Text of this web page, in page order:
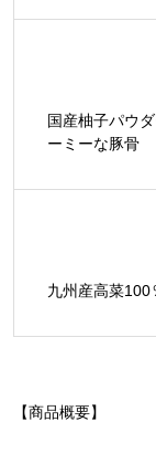
国産柚子パウ
ーミーな豚骨
九州産高菜100
【商品概要】